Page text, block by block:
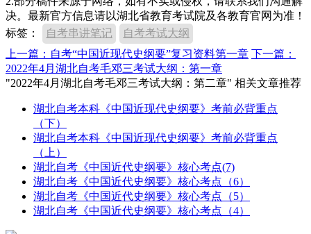
决。最新官方信息请以湖北省教育考试院及各教育官网为准！
标签：
自考串讲笔记
自考考试大纲
上一篇：自考“中国近现代史纲要”复习资料第一章 下一篇：
2022年4月湖北自考毛邓三考试大纲：第一章
"2022年4月湖北自考毛邓三考试大纲：第二章" 相关文章推荐
湖北自考本科《中国近现代史纲要》考前必背重点
（下）
湖北自考本科《中国近现代史纲要》考前必背重点
（上）
湖北自考《中国近代史纲要》核心考点(7)
湖北自考《中国近代史纲要》核心考点（6）
湖北自考《中国近代史纲要》核心考点（5）
湖北自考《中国近代史纲要》核心考点（4）